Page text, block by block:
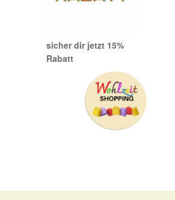
sicher dir jetzt 15%
Rabatt